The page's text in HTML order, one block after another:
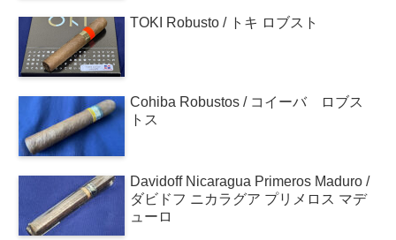
TOKI Robusto / トキ ロブスト
Cohiba Robustos / コイーバ ロブス
トス
Davidoff Nicaragua Primeros Maduro /
ダビドフ ニカラグア プリメロス マデ
ューロ